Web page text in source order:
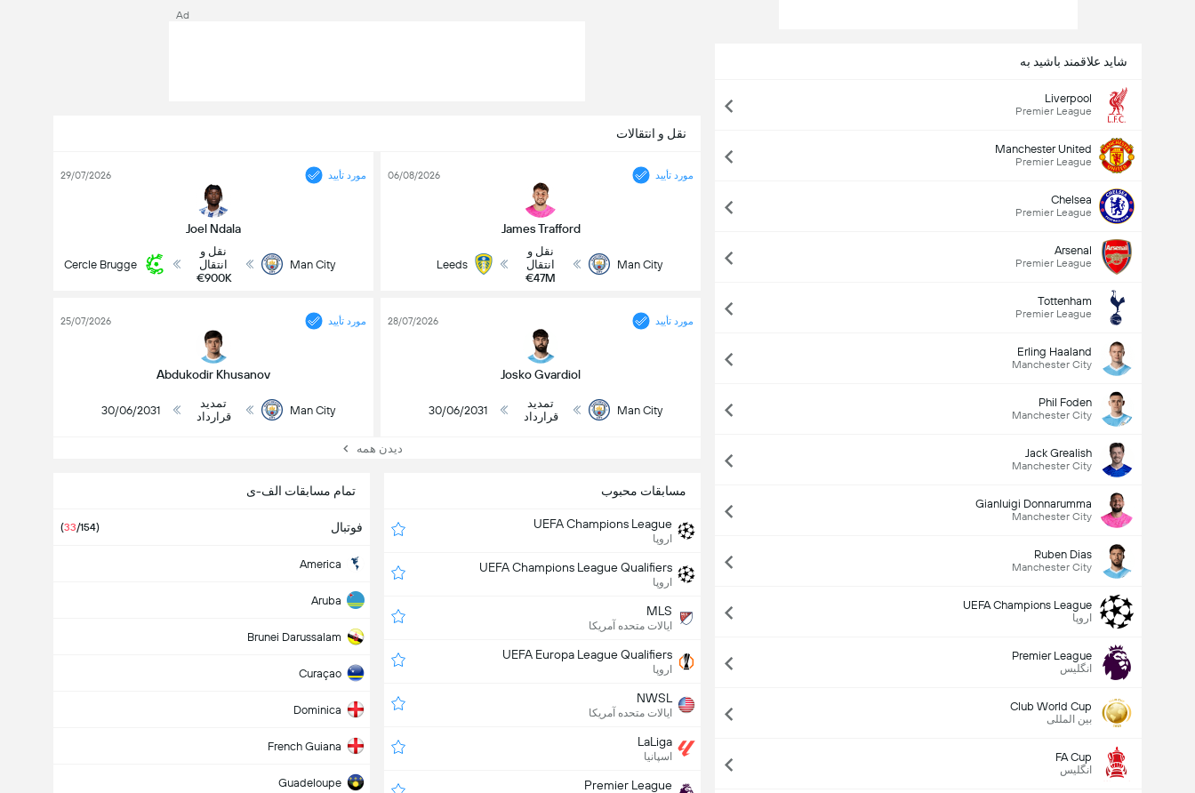
شاید علاقمند باشید به
Liverpool
Premier League
Manchester United
Premier League
Chelsea
Premier League
Arsenal
Premier League
Tottenham
Premier League
Erling Haaland
Manchester City
Phil Foden
Manchester City
Jack Grealish
Manchester City
Gianluigi Donnarumma
Manchester City
Ruben Dias
Manchester City
UEFA Champions League
اروپا
Premier League
انگلیس
Club World Cup
بین المللی
FA Cup
انگلیس
Ad
نقل و انتقالات
مورد تأیید
James Trafford
06/08/2026
Man City
نقل و
انتقال
€47M
Leeds
مورد تأیید
Joel Ndala
29/07/2026
Man City
نقل و
انتقال
€900K
Cercle Brugge
مورد تأیید
Josko Gvardiol
28/07/2026
Man City
تمدید
قرارداد
30/06/2031
مورد تأیید
Abdukodir Khusanov
25/07/2026
Man City
تمدید
قرارداد
30/06/2031
دیدن همه
مسابقات محبوب
UEFA Champions League
اروپا
UEFA Champions League Qualifiers
اروپا
MLS
ایالات متحده آمریکا
UEFA Europa League Qualifiers
اروپا
NWSL
ایالات متحده آمریکا
LaLiga
اسپانیا
Premier League
تمام مسابقات الف-ی
فوتبال (33/154)
America
Aruba
Brunei Darussalam
Curaçao
Dominica
French Guiana
Guadeloupe